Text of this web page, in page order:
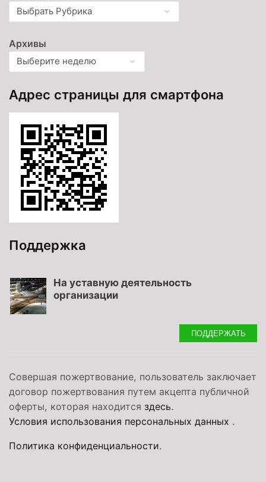
Архивы
Адрес страницы для смартфона
Поддержка
На уставную деятельность
организации
ПОДДЕРЖАТЬ
Совершая пожертвование, пользователь заключает
договор пожертвования путем акцепта публичной
оферты, которая находится здесь.
Условия использования персональных данных .
Политика конфиденциальности.